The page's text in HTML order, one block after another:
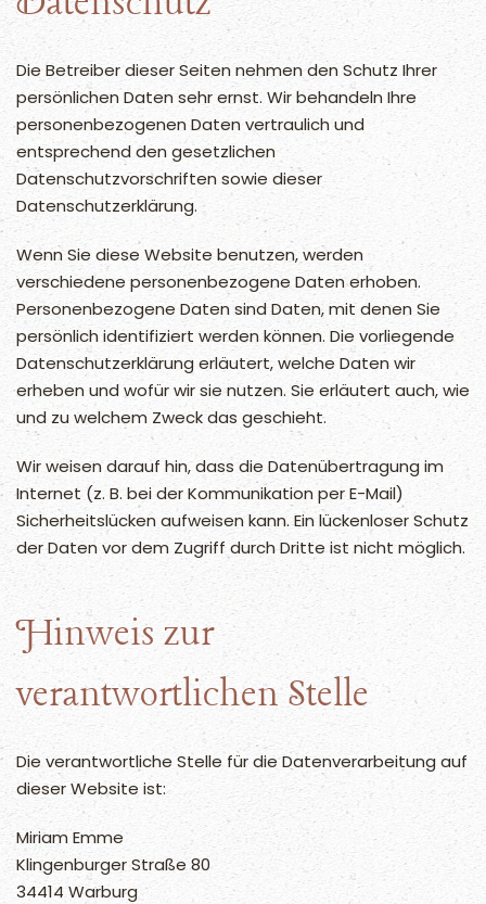
Die Betreiber dieser Seiten nehmen den Schutz Ihrer
persönlichen Daten sehr ernst. Wir behandeln Ihre
personenbezogenen Daten vertraulich und
entsprechend den gesetzlichen
Datenschutzvorschriften sowie dieser
Datenschutzerklärung.
Wenn Sie diese Website benutzen, werden
verschiedene personenbezogene Daten erhoben.
Personenbezogene Daten sind Daten, mit denen Sie
persönlich identifiziert werden können. Die vorliegende
Datenschutzerklärung erläutert, welche Daten wir
erheben und wofür wir sie nutzen. Sie erläutert auch, wie
und zu welchem Zweck das geschieht.
Wir weisen darauf hin, dass die Datenübertragung im
Internet (z. B. bei der Kommunikation per E-Mail)
Sicherheitslücken aufweisen kann. Ein lückenloser Schutz
der Daten vor dem Zugriff durch Dritte ist nicht möglich.
Hinweis zur
verantwortlichen Stelle
Die verantwortliche Stelle für die Datenverarbeitung auf
dieser Website ist:
Miriam Emme
Klingenburger Straße 80
34414 Warburg